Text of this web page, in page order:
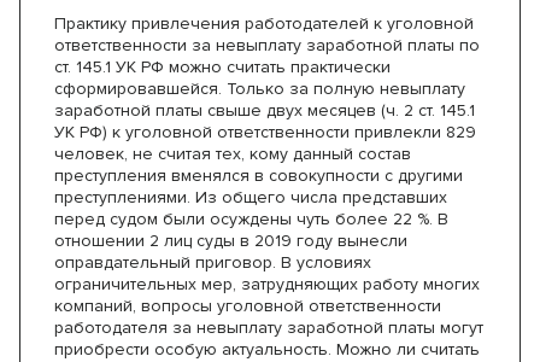
Практику привлечения работодателей к уголовной
ответственности за невыплату заработной платы по
ст. 145.1 УК РФ можно считать практически
сформировавшейся. Только за полную невыплату
заработной платы свыше двух месяцев (ч. 2 ст. 145.1
УК РФ) к уголовной ответственности привлекли 829
человек, не считая тех, кому данный состав
преступления вменялся в совокупности с другими
преступлениями. Из общего числа представших
перед судом были осуждены чуть более 22 %. В
отношении 2 лиц суды в 2019 году вынесли
оправдательный приговор. В условиях
ограничительных мер, затрудняющих работу многих
компаний, вопросы уголовной ответственности
работодателя за невыплату заработной платы могут
приобрести особую актуальность. Можно ли считать